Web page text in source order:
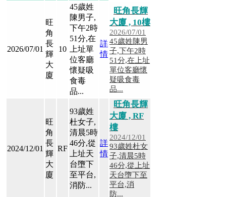
手
2026/07/01
旺
角
長
輝
大
廈
10
45歲姓
陳男子,
下午2時
51分,在
上址單
位客廳
懷疑吸
食毒
品...
詳
情
旺角長輝
大廈 , 10樓
2026/07/01
45歲姓陳男
子,下午2時
51分,在上址
單位客廳懷
疑吸食毒
品...
2024/12/01
旺
角
長
輝
大
廈
RF
93歲姓
杜女子,
清晨5時
46分,從
上址天
台墮下
至平台,
消防...
詳
情
旺角長輝
大廈 , RF
樓
2024/12/01
93歲姓杜女
子,清晨5時
46分,從上址
天台墮下至
平台,消
防...